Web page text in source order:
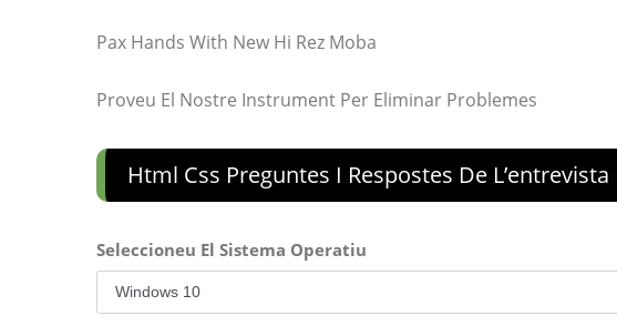
Pax Hands With New Hi Rez Moba
Proveu El Nostre Instrument Per Eliminar Problemes
Html Css Preguntes I Respostes De L’entrevista
Seleccioneu El Sistema Operatiu